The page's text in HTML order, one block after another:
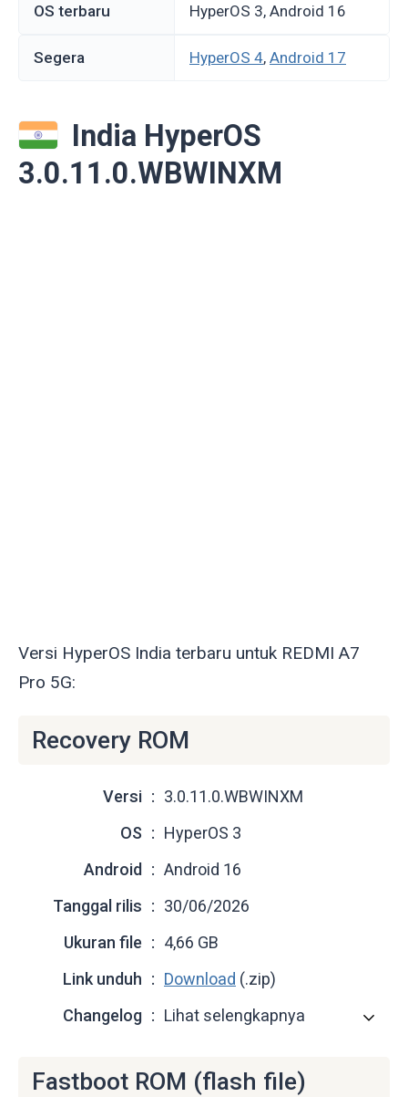
OS terbaru HyperOS 3, Android 16
Segera HyperOS 4, Android 17
India HyperOS
3.0.11.0.WBWINXM
Versi HyperOS India terbaru untuk REDMI A7
Pro 5G:
Recovery ROM
Versi
3.0.11.0.WBWINXM
OS
HyperOS 3
Android
Android 16
Tanggal rilis
30/06/2026
Ukuran file
4,66 GB
Link unduh
Download (.zip)
Changelog
Lihat selengkapnya
Fastboot ROM (flash file)